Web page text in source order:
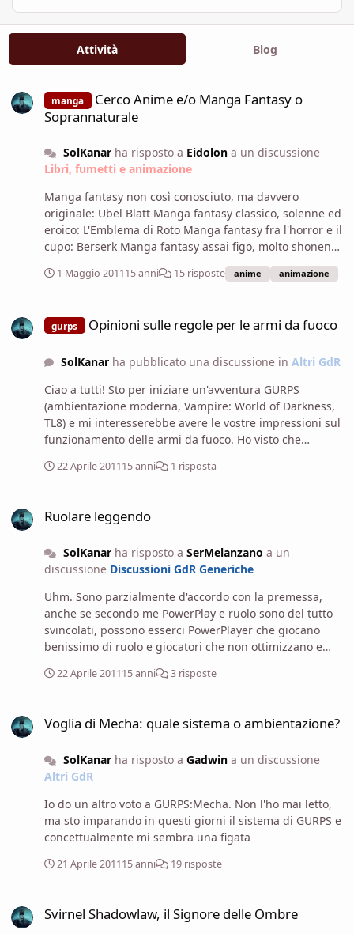
Attività Blog
manga
Cerco Anime e/o Manga Fantasy o
Soprannaturale
SolKanarha risposto a Eidolona un discussione
Libri, fumetti e animazione
Manga fantasy non così conosciuto, ma davvero
originale: Ubel Blatt Manga fantasy classico, solenne ed
eroico: L'Emblema di Roto Manga fantasy fra l'horror e il
cupo: Berserk Manga fantasy assai figo, molto shonen
i costi: La Grande Avventura di Dai (pessimo, almeno
1 Maggio 201115 anni 15 risposte anime animazione
gurps Opinioni sulle regole per le armi da fuoco
SolKanarha pubblicato una discussione in Altri GdR
Ciao a tutti! Sto per iniziare un'avventura GURPS
(ambientazione moderna, Vampire: World of Darkness,
TL8) e mi interesserebbe avere le vostre impressioni sul
funzionamento delle armi da fuoco. Ho visto che
quale dei due sistemi è migliore? Inoltre, le regole con
22 Aprile 201115 anni 1 risposta
Ruolare leggendo
SolKanarha risposto a SerMelanzano a un
discussione Discussioni GdR Generiche
Uhm. Sono parzialmente d'accordo con la premessa,
anche se secondo me PowerPlay e ruolo sono del tutto
svincolati, possono esserci PowerPlayer che giocano
benissimo di ruolo e giocatori che non ottimizzano e
svolgimento. Personalente, il fantasy di David Eddings
quella dei Mallorean, mi sono piaciute; ma rileggendole
nel ridicolo: il gruppo con cui viaggia Belgarion sembra
la famiglia allargata di Goku alla fine di Dragonball Z, il
minimo un principe/principessa di qualcosa ed ha
abilità guerriere/magiche/da spia che gli permettono di
sbeffeggiare il 99% della popolazione. Per non parlare
degli antagonisti, appiattiti su un "ahahahah, sono
anche i suoi anni. Magari all'epoca era interessante,
22 Aprile 201115 anni 3 risposte
Voglia di Mecha: quale sistema o ambientazione?
SolKanarha risposto a Gadwina un discussione
Altri GdR
Io do un altro voto a GURPS:Mecha. Non l'ho mai letto,
ma sto imparando in questi giorni il sistema di GURPS e
concettualmente mi sembra una figata
21 Aprile 201115 anni 19 risposte
Svirnel Shadowlaw, il Signore delle Ombre